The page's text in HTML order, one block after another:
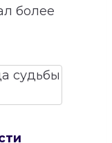
более